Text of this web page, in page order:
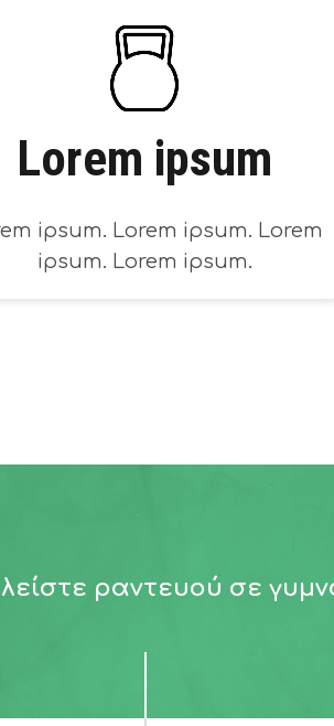
Lorem ipsum
ipsum. Lorem ipsum. Lorem
ipsum. Lorem ipsum.
ραντευού σε